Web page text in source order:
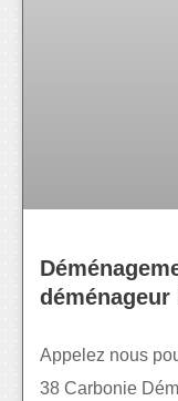
Appelez nous
38 Carbonie